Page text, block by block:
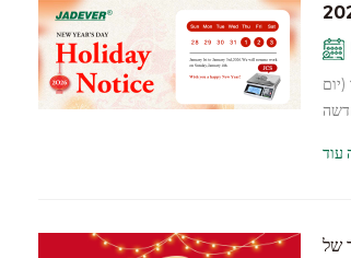
ה-1 בינואר (יום חמישי) ל-3 בינואר (יום
עוד